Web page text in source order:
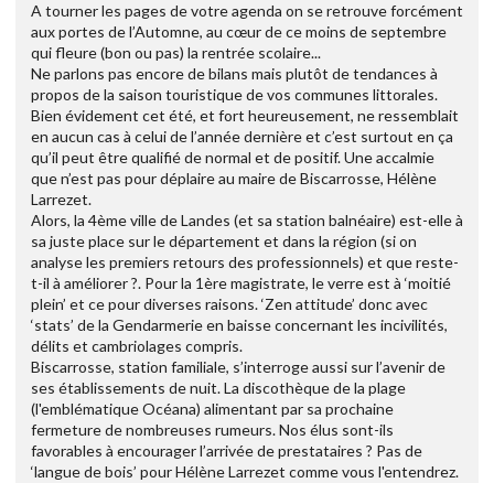
A tourner les pages de votre agenda on se retrouve forcément
aux portes de l’Automne, au cœur de ce moins de septembre
qui fleure (bon ou pas) la rentrée scolaire...
Ne parlons pas encore de bilans mais plutôt de tendances à
propos de la saison touristique de vos communes littorales.
Bien évidement cet été, et fort heureusement, ne ressemblait
en aucun cas à celui de l’année dernière et c’est surtout en ça
qu’il peut être qualifié de normal et de positif. Une accalmie
que n’est pas pour déplaire au maire de Biscarrosse, Hélène
Larrezet.
Alors, la 4ème ville de Landes (et sa station balnéaire) est-elle à
sa juste place sur le département et dans la région (si on
analyse les premiers retours des professionnels) et que reste-
t-il à améliorer ?. Pour la 1ère magistrate, le verre est à ‘moitié
plein’ et ce pour diverses raisons. ‘Zen attitude’ donc avec
‘stats’ de la Gendarmerie en baisse concernant les incivilités,
délits et cambriolages compris.
Biscarrosse, station familiale, s’interroge aussi sur l’avenir de
ses établissements de nuit. La discothèque de la plage
(l'emblématique Océana) alimentant par sa prochaine
fermeture de nombreuses rumeurs. Nos élus sont-ils
favorables à encourager l’arrivée de prestataires ? Pas de
‘langue de bois’ pour Hélène Larrezet comme vous l'entendrez.